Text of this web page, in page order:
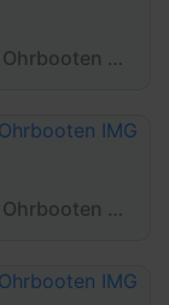
2017 08 17 Chiemsee Summer 2017 Ohrbooten IMG 9792 Rydle net
2017 08 17 Chiemsee Summer 2017 Ohrbooten IMG 9802 Rydle net